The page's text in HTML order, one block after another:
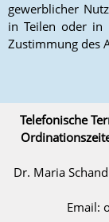
gewerblicher
in Teilen oder in
Zustimmung des
Telefonische
Dr. Maria
Email: